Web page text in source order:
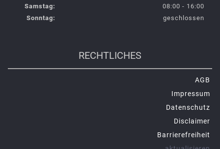
Samstag:
08:00 - 16:00
Sonntag:
geschlossen
RECHTLICHES
AGB
Impressum
Datenschutz
Disclaimer
Barrierefreiheit